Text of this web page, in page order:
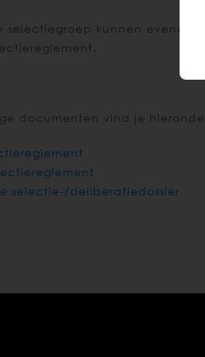
selectiegroep kunnen
documenten vind je
selectie-/deliberatiedossier